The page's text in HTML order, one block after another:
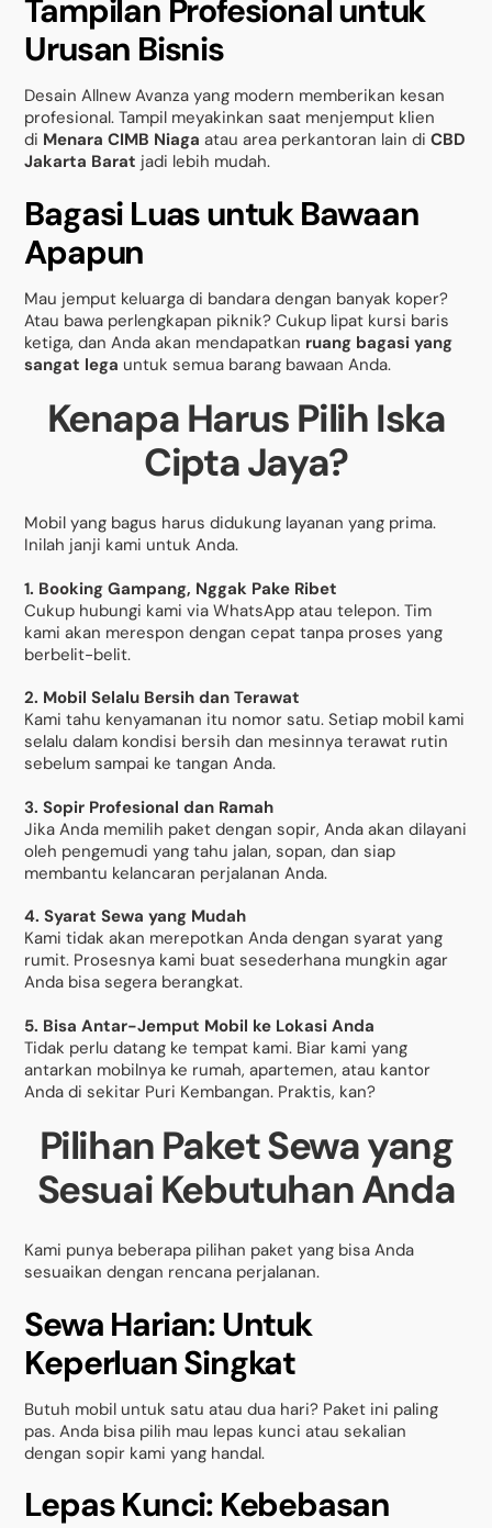
Tampilan Profesional untuk
Urusan Bisnis
Desain Allnew Avanza yang modern memberikan kesan
profesional. Tampil meyakinkan saat menjemput klien
di Menara CIMB Niaga atau area perkantoran lain diCBD
Jakarta Barat jadi lebih mudah.
Bagasi Luas untuk Bawaan
Apapun
Mau jemput keluarga di bandara dengan banyak koper?
Atau bawa perlengkapan piknik? Cukup lipat kursi baris
ketiga, dan Anda akan mendapatkan ruang bagasi yang
sangat lega untuk semua barang bawaan Anda.
Kenapa Harus Pilih Iska
Cipta Jaya?
Mobil yang bagus harus didukung layanan yang prima.
Inilah janji kami untuk Anda.
1. Booking Gampang, Nggak Pake Ribet
Cukup hubungi kami via WhatsApp atau telepon. Tim
kami akan merespon dengan cepat tanpa proses yang
berbelit-belit.
2. Mobil Selalu Bersih dan Terawat
Kami tahu kenyamanan itu nomor satu. Setiap mobil kami
selalu dalam kondisi bersih dan mesinnya terawat rutin
sebelum sampai ke tangan Anda.
3. Sopir Profesional dan Ramah
Jika Anda memilih paket dengan sopir, Anda akan dilayani
oleh pengemudi yang tahu jalan, sopan, dan siap
membantu kelancaran perjalanan Anda.
4. Syarat Sewa yang Mudah
Kami tidak akan merepotkan Anda dengan syarat yang
rumit. Prosesnya kami buat sesederhana mungkin agar
Anda bisa segera berangkat.
5. Bisa Antar-Jemput Mobil ke Lokasi Anda
Tidak perlu datang ke tempat kami. Biar kami yang
antarkan mobilnya ke rumah, apartemen, atau kantor
Anda di sekitar Puri Kembangan. Praktis, kan?
Pilihan Paket Sewa yang
Sesuai Kebutuhan Anda
Kami punya beberapa pilihan paket yang bisa Anda
sesuaikan dengan rencana perjalanan.
Sewa Harian: Untuk
Keperluan Singkat
Butuh mobil untuk satu atau dua hari? Paket ini paling
pas. Anda bisa pilih mau lepas kunci atau sekalian
dengan sopir kami yang handal.
Lepas Kunci: Kebebasan